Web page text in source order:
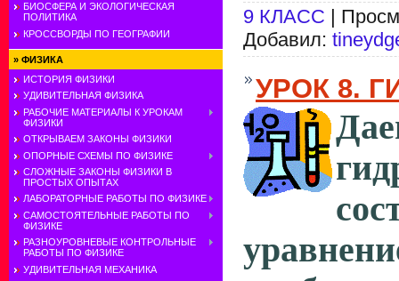
БИОСФЕРА И ЭКОЛОГИЧЕСКАЯ
ПОЛИТИКА
КРОССВОРДЫ ПО ГЕОГРАФИИ
» ФИЗИКА
ИСТОРИЯ ФИЗИКИ
УДИВИТЕЛЬНАЯ ФИЗИКА
РАБОЧИЕ МАТЕРИАЛЫ К УРОКАМ
ФИЗИКИ
ОТКРЫВАЕМ ЗАКОНЫ ФИЗИКИ
ОПОРНЫЕ СХЕМЫ ПО ФИЗИКЕ
СЛОЖНЫЕ ЗАКОНЫ ФИЗИКИ В
ПРОСТЫХ ОПЫТАХ
ЛАБОРАТОРНЫЕ РАБОТЫ ПО ФИЗИКЕ
САМОСТОЯТЕЛЬНЫЕ РАБОТЫ ПО
ФИЗИКЕ
РАЗНОУРОВНЕВЫЕ КОНТРОЛЬНЫЕ
РАБОТЫ ПО ФИЗИКЕ
УДИВИТЕЛЬНАЯ МЕХАНИКА
9 КЛАСС |
Добавил:
УРОК 8.